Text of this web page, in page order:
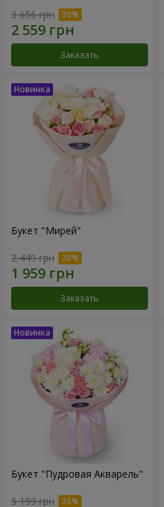
3 656 грн
Заказать
Букет "Мирей"
2 449 грн
Заказать
Букет "Пудровая Акварель"
5 199 грн